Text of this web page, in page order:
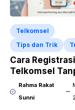
Telkomsel
Tips dan Trik
Cara
Telkomsel
Apakah Bisa?
Rahma Rakat
Sunni